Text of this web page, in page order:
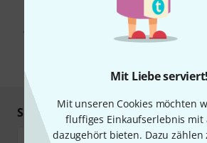
Mit Liebe serviert!
Mit unseren Cookies möchten
fluffiges Einkaufserlebnis mit
dazugehört bieten. Dazu zählen
Mit Klick auf „Jetzt anmelden“ stimmen Sie
Werbung und einer Messung des E-Mail-
Abmeldung ist jederzeit möglich. Weitere
unseren
Sicher einkaufen & bezahlen